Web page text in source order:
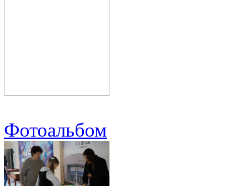
Фотоальбом